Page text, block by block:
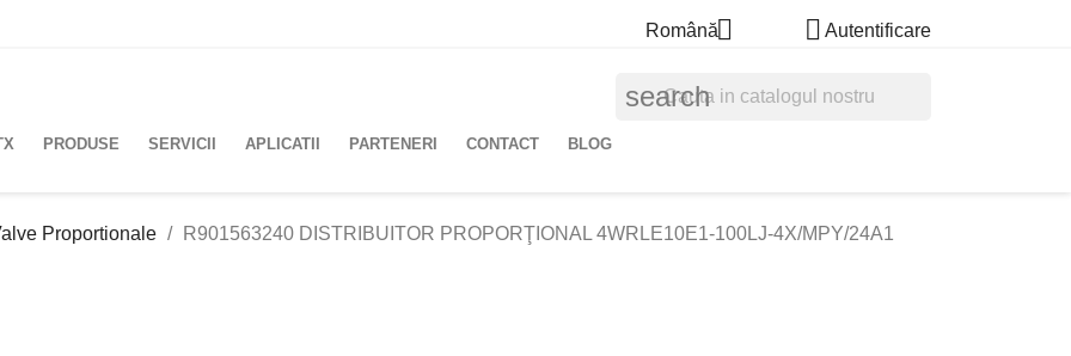
Română  Autentificare
search
PRODUSE SERVICII APLICATII PARTENERI CONTACT BLOG
Proportionale R901563240 DISTRIBUITOR PROPORŢIONAL 4WRLE10E1-100LJ-4X/MPY/24A1